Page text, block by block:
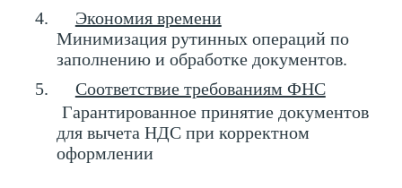
4.
Экономия времени
Минимизация рутинных операций по
заполнению и обработке документов.
5.
Соответствие требованиям ФНС
Гарантированное принятие документов
для вычета НДС при корректном
оформлении